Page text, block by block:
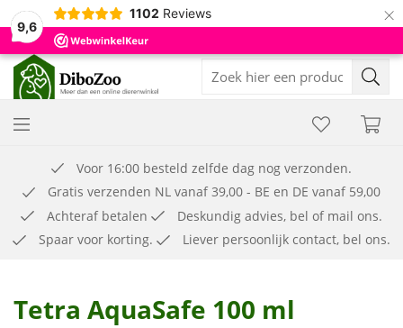
9,6
1102 Reviews ×
Voor 16:00 besteld zelfde dag nog verzonden.
Gratis verzenden NL vanaf 39,00 - BE en DE vanaf 59,00
Achteraf betalen
Deskundig advies, bel of mail ons.
Spaar voor korting.
Liever persoonlijk contact, bel ons.
Tetra AquaSafe 100 ml